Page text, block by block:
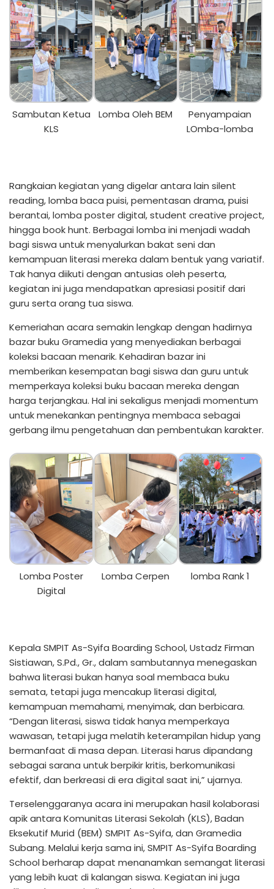
Sambutan Ketua
KLS
Lomba Oleh BEM
Penyampaian
LOmba-lomba
Rangkaian kegiatan yang digelar antara lain silent
reading, lomba baca puisi, pementasan drama, puisi
berantai, lomba poster digital, student creative project,
hingga book hunt. Berbagai lomba ini menjadi wadah
bagi siswa untuk menyalurkan bakat seni dan
kemampuan literasi mereka dalam bentuk yang variatif.
Tak hanya diikuti dengan antusias oleh peserta,
kegiatan ini juga mendapatkan apresiasi positif dari
guru serta orang tua siswa.
Kemeriahan acara semakin lengkap dengan hadirnya
bazar buku Gramedia yang menyediakan berbagai
koleksi bacaan menarik. Kehadiran bazar ini
memberikan kesempatan bagi siswa dan guru untuk
memperkaya koleksi buku bacaan mereka dengan
harga terjangkau. Hal ini sekaligus menjadi momentum
untuk menekankan pentingnya membaca sebagai
gerbang ilmu pengetahuan dan pembentukan karakter.
Lomba Poster
Digital
Lomba Cerpen lomba Rank 1
Kepala SMPIT As-Syifa Boarding School, Ustadz Firman
Sistiawan, S.Pd., Gr., dalam sambutannya menegaskan
bahwa literasi bukan hanya soal membaca buku
semata, tetapi juga mencakup literasi digital,
kemampuan memahami, menyimak, dan berbicara.
“Dengan literasi, siswa tidak hanya memperkaya
wawasan, tetapi juga melatih keterampilan hidup yang
bermanfaat di masa depan. Literasi harus dipandang
sebagai sarana untuk berpikir kritis, berkomunikasi
efektif, dan berkreasi di era digital saat ini,” ujarnya.
Terselenggaranya acara ini merupakan hasil kolaborasi
apik antara Komunitas Literasi Sekolah (KLS), Badan
Eksekutif Murid (BEM) SMPIT As-Syifa, dan Gramedia
Subang. Melalui kerja sama ini, SMPIT As-Syifa Boarding
School berharap dapat menanamkan semangat literasi
yang lebih kuat di kalangan siswa. Kegiatan ini juga